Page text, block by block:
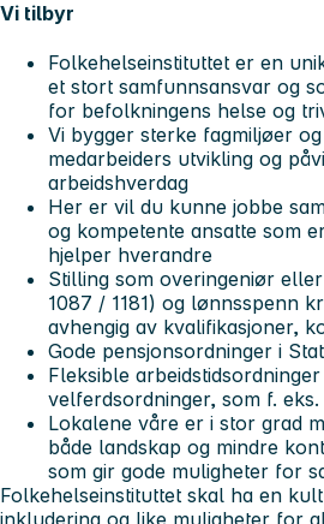
Vi tilbyr
Folkehelseinstituttet er en
et stort samfunnsansvar og
for befolkningens helse og
Vi bygger sterke fagmiljøer
medarbeiders utvikling og
arbeidshverdag
Her er vil du kunne jobbe
og kompetente ansatte som
hjelper hverandre
Stilling som overingeniør
1087 / 1181) og lønnsspenn
avhengig av kvalifikasjoner,
Gode pensjonsordninger i
Fleksible
velferdsordninger, som f.
Lokalene våre er i stor grad
både landskap og mindre
som gir gode muligheter for
Folkehelseinstituttet skal ha en